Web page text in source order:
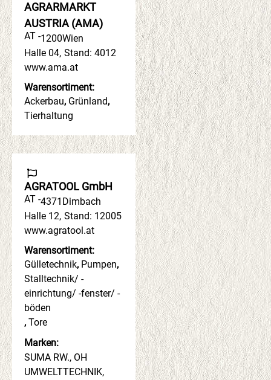
AGRARMARKT
AUSTRIA (AMA)
AT -1200Wien
Halle 04, Stand: 4012
www.ama.at
Warensortiment:
Ackerbau, Grünland,
Tierhaltung
AGRATOOL GmbH
AT -4371 Dimbach
Halle 12, Stand: 12005
www.agratool.at
Warensortiment:
Gülletechnik, Pumpen,
Stalltechnik/ -
einrichtung/ -fenster/ -
böden
, Tore
Marken:
SUMA RW., OH
UMWELTTECHNIK,